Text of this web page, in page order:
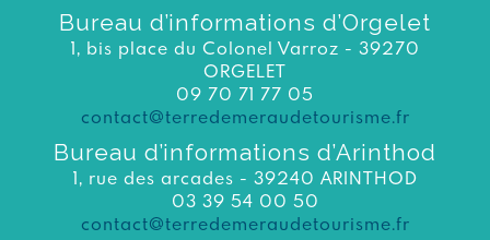
Bureau d’informations d’Orgelet
1, bis place du Colonel Varroz - 39270
ORGELET
09 70 71 77 05
contact@terredemeraudetourisme.fr
Bureau d’informations d’Arinthod
1, rue des arcades - 39240 ARINTHOD
03 39 54 00 50
contact@terredemeraudetourisme.fr